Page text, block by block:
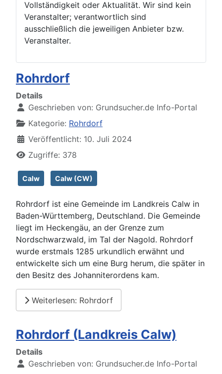
Vollständigkeit oder Aktualität. Wir sind kein
Veranstalter; verantwortlich sind
ausschließlich die jeweiligen Anbieter bzw.
Veranstalter.
Rohrdorf
Details
Geschrieben von: Grundsucher.de Info-Portal
Kategorie: Rohrdorf
Veröffentlicht: 10. Juli 2024
Zugriffe: 378
Calw Calw (CW)
Rohrdorf ist eine Gemeinde im Landkreis Calw in
Baden-Württemberg, Deutschland. Die Gemeinde
liegt im Heckengäu, an der Grenze zum
Nordschwarzwald, im Tal der Nagold. Rohrdorf
wurde erstmals 1285 urkundlich erwähnt und
entwickelte sich um eine Burg herum, die später in
den Besitz des Johanniterordens kam.
Weiterlesen: Rohrdorf
Rohrdorf (Landkreis Calw)
Details
Geschrieben von: Grundsucher.de Info-Portal